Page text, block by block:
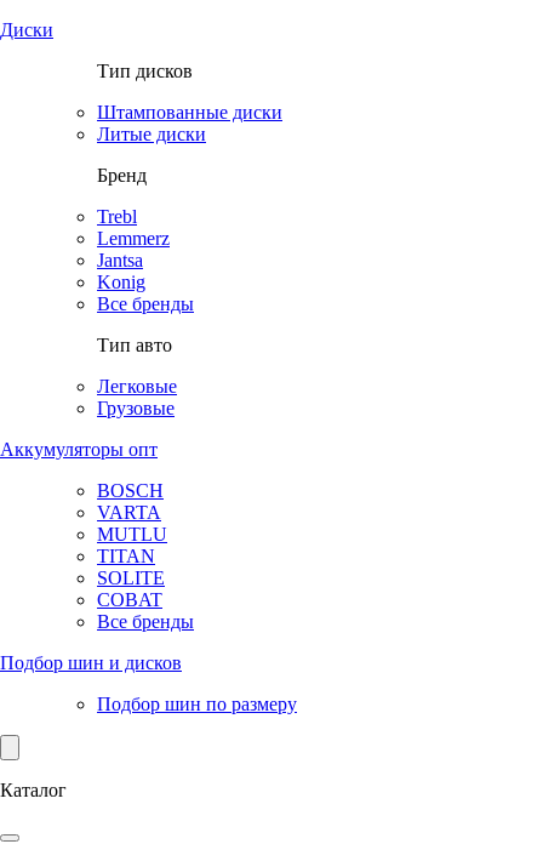
Диски
Тип дисков
Штампованные диски
Литые диски
Бренд
Trebl
Lemmerz
Jantsa
Konig
Все бренды
Тип авто
Легковые
Грузовые
Аккумуляторы опт
BOSCH
VARTA
MUTLU
TITAN
SOLITE
COBAT
Все бренды
Подбор шин и дисков
Подбор шин по размеру
Каталог